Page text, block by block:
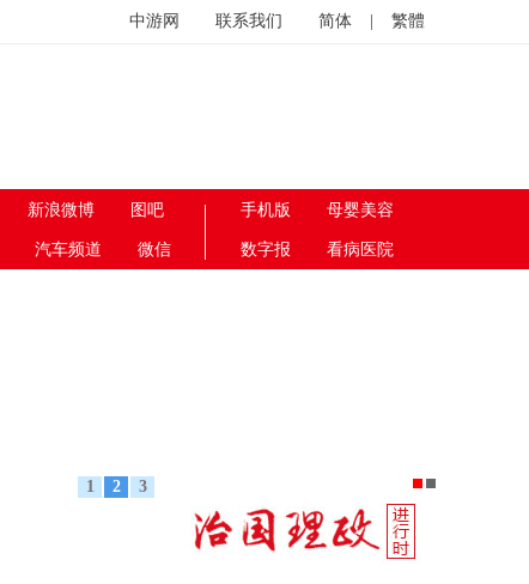
中游网 联系我们 简体
繁體
新浪微博 图吧
汽车频道 微信
手机版 母婴美容
数字报 看病医院
1 2 3